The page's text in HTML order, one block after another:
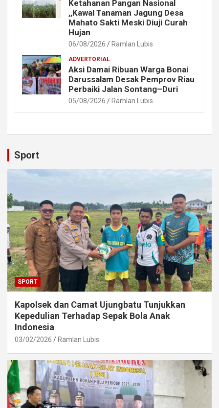
Ketahanan Pangan Nasional
,,Kawal Tanaman Jagung Desa
Mahato Sakti Meski Diuji Curah
Hujan
06/08/2026 Ramlan Lubis
ADVERTORIAL
Aksi Damai Ribuan Warga Bonai
Darussalam Desak Pemprov Riau
Perbaiki Jalan Sontang–Duri
05/08/2026 Ramlan Lubis
Sport
SPORT
Kapolsek dan Camat Ujungbatu Tunjukkan
Kepedulian Terhadap Sepak Bola Anak
Indonesia
03/02/2026 Ramlan Lubis